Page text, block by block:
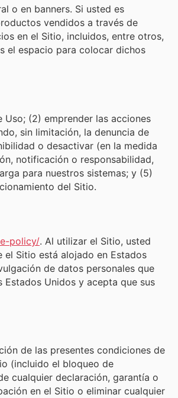
o en banners. Si usted es
vendidos a través de
en el Sitio, incluidos, entre otros,
el espacio para colocar dichos
(2) emprender las acciones
sin limitación, la denuncia de
o desactivar (en la medida
notificación o responsabilidad,
para nuestros sistemas; y (5)
del Sitio.
policy/. Al utilizar el Sitio, usted
el Sitio está alojado en Estados
de datos personales que
Unidos y acepta que sus
de las presentes condiciones de
(incluido el bloqueo de
cualquier declaración, garantía o
en el Sitio o eliminar cualquier